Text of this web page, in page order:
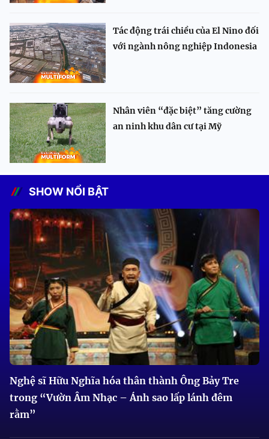
Tác động trái chiều của El Nino đối
với ngành nông nghiệp Indonesia
Nhân viên “đặc biệt” tăng cường
an ninh khu dân cư tại Mỹ
SHOW NỔI BẬT
Nghệ sĩ Hữu Nghĩa hóa thân thành Ông Bảy Tre
trong “Vườn Âm Nhạc – Ánh sao lấp lánh đêm
rằm”